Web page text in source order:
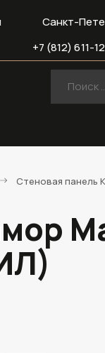
Санкт-
+7 (812) 611-
Стеновая панель